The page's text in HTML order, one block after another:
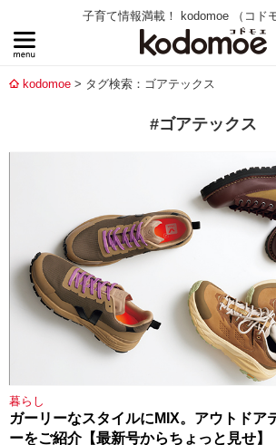
子育て情報満載！ kodomoe （コド
kodomoe タグ検索：ゴアテックス
#ゴアテックス
暮らし
ガーリーなスタイルにMIX。アウトドア
ーをご紹介【最新号からちょっと見せ】